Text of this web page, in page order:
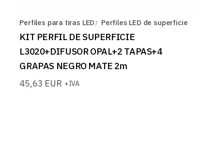
Perfiles para tiras LED Perfiles LED de superficie
KIT PERFIL DE SUPERFICIE
L3020+DIFUSOR OPAL+2 TAPAS+4
GRAPAS NEGRO MATE 2m
45,63 EUR +IVA